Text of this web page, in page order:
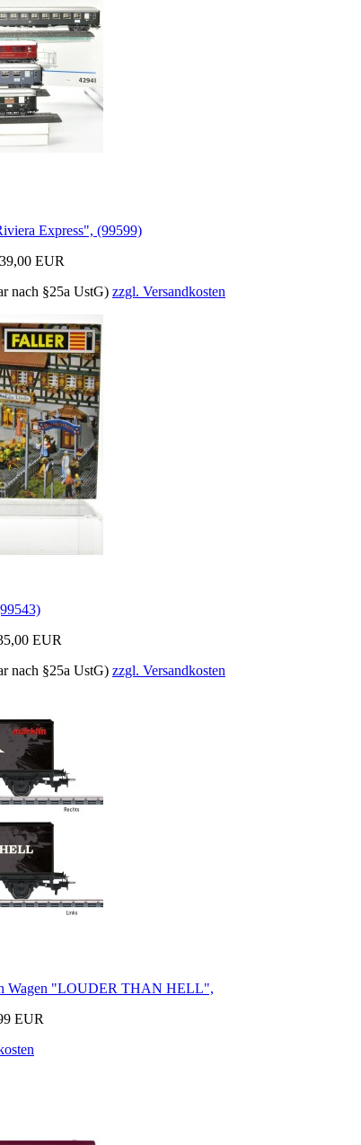
Express", (99599)
EUR
nach §25a UstG) zzgl. Versandkosten
EUR
nach §25a UstG) zzgl. Versandkosten
Wagen "LOUDER THAN HELL",
EUR